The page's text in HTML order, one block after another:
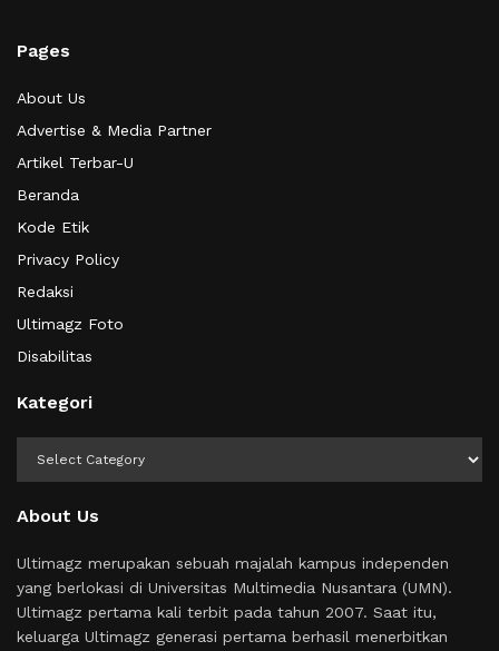
Pages
About Us
Advertise & Media Partner
Artikel Terbar-U
Beranda
Kode Etik
Privacy Policy
Redaksi
Ultimagz Foto
Disabilitas
Kategori
About Us
Ultimagz merupakan sebuah majalah kampus independen
yang berlokasi di Universitas Multimedia Nusantara (UMN).
Ultimagz pertama kali terbit pada tahun 2007. Saat itu,
keluarga Ultimagz generasi pertama berhasil menerbitkan